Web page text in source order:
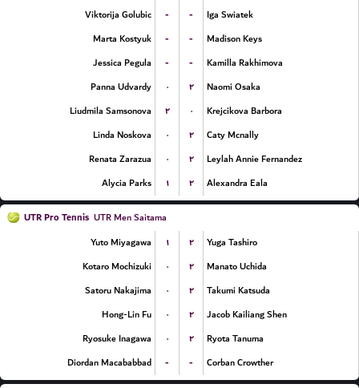
Viktorija Golubic
- -
Iga Swiatek
Marta Kostyuk
- -
Madison Keys
Jessica Pegula
- -
Kamilla Rakhimova
Panna Udvardy
۰ ۲
Naomi Osaka
Liudmila Samsonova
۲ ۰
Krejcikova Barbora
Linda Noskova
۰ ۲
Caty Mcnally
Renata Zarazua
۰ ۲
Leylah Annie Fernandez
Alycia Parks
۱ ۲ Alexandra Eala
UTR Pro Tennis UTR Men Saitama
Yuto Miyagawa
۱ ۲
Yuga Tashiro
Kotaro Mochizuki
۰ ۲
Manato Uchida
Satoru Nakajima
۰ ۲
Takumi Katsuda
Hong-Lin Fu
۰ ۲
Jacob Kailiang Shen
Ryosuke Inagawa
۰ ۲
Ryota Tanuma
Diordan Macababbad
- - Corban Crowther